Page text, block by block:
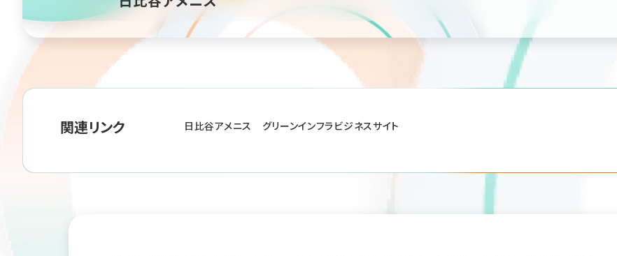
関連リンク 日比谷アメニス グリーンインフラビジネスサイト